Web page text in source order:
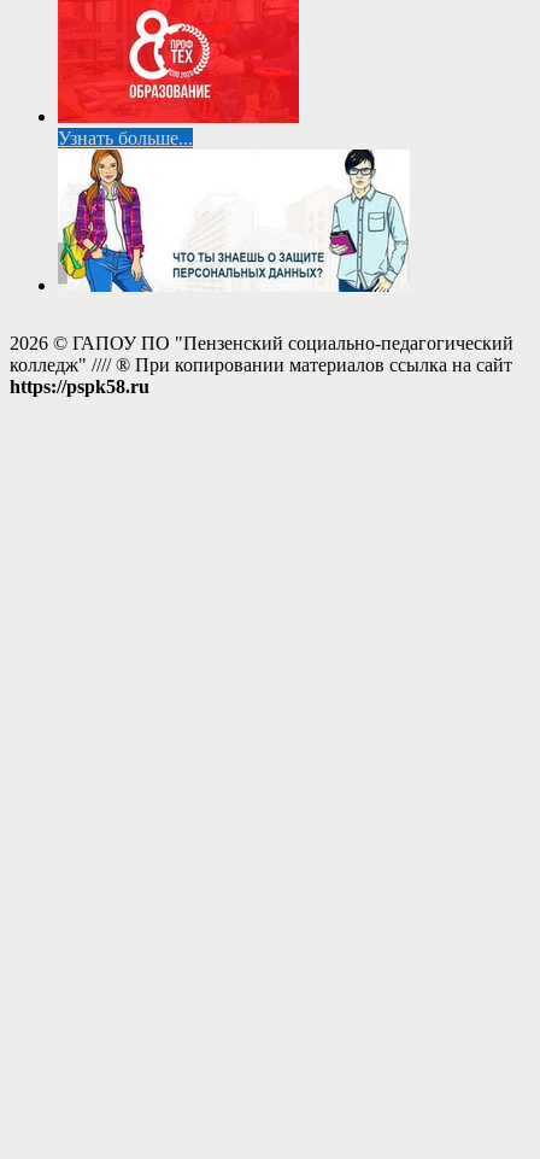
Узнать больше...
2026 © ГАПОУ ПО "Пензенский социально-педагогический
колледж" //// ® При копировании материалов ссылка на сайт
https://pspk58.ru